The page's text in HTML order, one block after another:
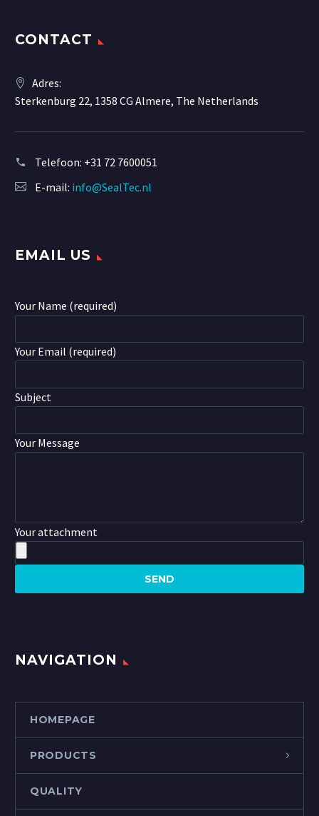
CONTACT
Adres:
Sterkenburg 22, 1358 CG Almere, The Netherlands
Telefoon: +31 72 7600051
E-mail: info@SealTec.nl
EMAIL US
Your Name (required)
Your Email (required)
Subject
Your Message
Your attachment
NAVIGATION
HOMEPAGE
PRODUCTS
QUALITY